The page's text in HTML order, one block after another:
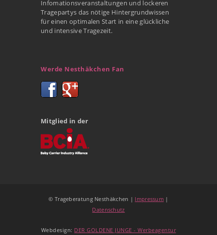
Infomationsveranstaltungen und lockeren
Tragepartys das nötige Hintergrundwissen
für einen optimalen Start in eine glückliche
und intensive Tragezeit.
Werde Nesthäkchen Fan
Mitglied in der
© Trageberatung Nesthäkchen | Impressum |
Datenschutz
Webdesign: DER GOLDENE JUNGE - Werbeagentur